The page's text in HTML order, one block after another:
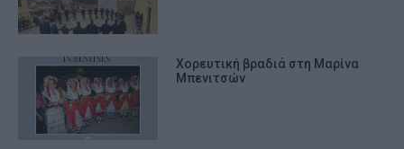
Χορευτική βραδιά στη Μαρίνα
Μπενιτσών